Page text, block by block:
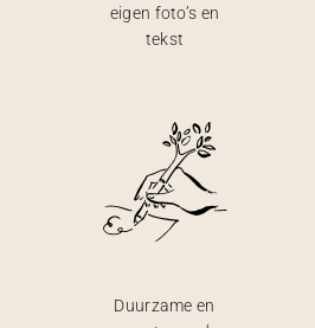
eigen foto’s en
tekst
Duurzame en